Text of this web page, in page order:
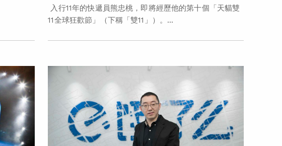
入行11年的快遞員熊忠桃，即將經歷他的第十個「天貓雙
11全球狂歡節」（下稱「雙11」）。...